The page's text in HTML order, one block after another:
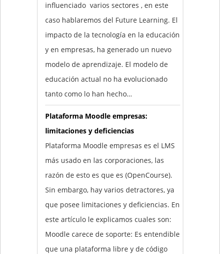
influenciado varios sectores , en este
caso hablaremos del Future Learning. El
impacto de la tecnología en la educación
y en empresas, ha generado un nuevo
modelo de aprendizaje. El modelo de
educación actual no ha evolucionado
tanto como lo han hecho…
Plataforma Moodle empresas:
limitaciones y deficiencias
Plataforma Moodle empresas es el LMS
más usado en las corporaciones, las
razón de esto es que es (OpenCourse).
Sin embargo, hay varios detractores, ya
que posee limitaciones y deficiencias. En
este artículo le explicamos cuales son:
Moodle carece de soporte: Es entendible
que una plataforma libre y de código